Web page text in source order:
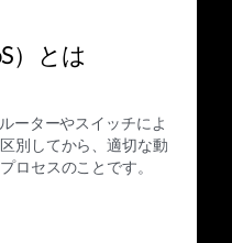
）とは
ーターやスイッチによ
別してから、適切な動
ロセスのことです。